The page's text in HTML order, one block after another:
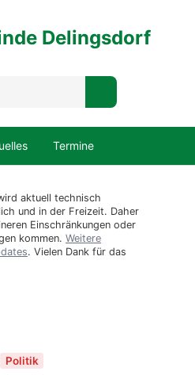
Delingsdorf
Termine
aktuell technisch
und in der Freizeit. Daher
Einschränkungen oder
kommen. Weitere
. Vielen Dank für das
Politik